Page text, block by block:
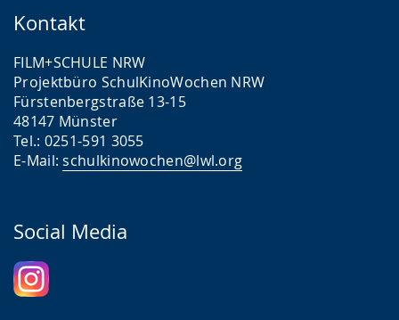
Kontakt
FILM+SCHULE NRW
Projektbüro SchulKinoWochen NRW
Fürstenbergstraße 13-15
48147 Münster
Tel.: 0251-591 3055
E-Mail:schulkinowochen@lwl.org
Social Media